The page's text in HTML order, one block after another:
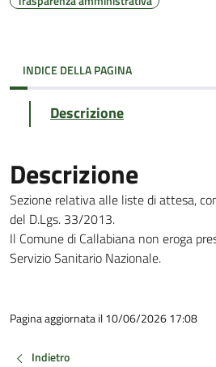
INDICE DELLA PAGINA
Descrizione
Descrizione
Sezione relativa alle liste di attesa,
del D.Lgs. 33/2013.
Il Comune di Callabiana non eroga
Servizio Sanitario Nazionale.
Pagina aggiornata il 10/06/2026 17:08
Indietro